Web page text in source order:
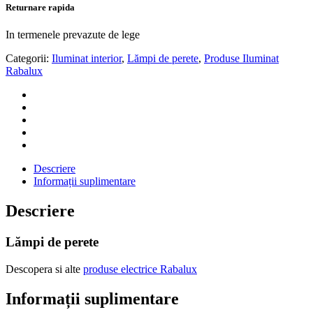
Returnare rapida
In termenele prevazute de lege
Categorii: Iluminat interior, Lămpi de perete, Produse Iluminat
Rabalux
Descriere
Informații suplimentare
Descriere
Lămpi de perete
Descopera si alte produse electrice Rabalux
Informații suplimentare